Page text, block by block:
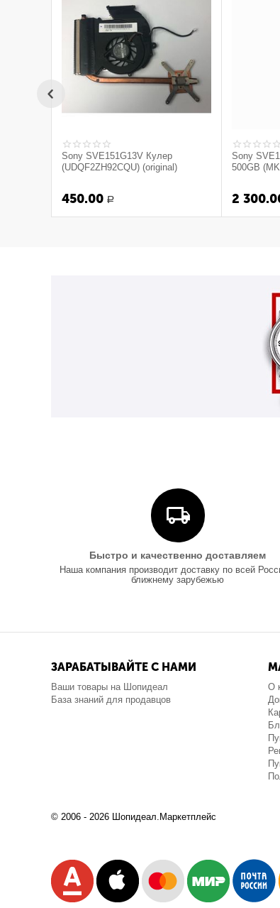
Sony SVE151G13V Кулер
(UDQF2ZH92CQU) (original)
450.00 Р
Sony
500GB
2
Быстро и качественно доставляем
Наша компания производит доставку по всей
ближнему зарубежью
ЗАРАБАТЫВАЙТЕ С НАМИ
Ваши товары на Шопидеал
База знаний для продавцов
О
© 2006 - 2026 Шопидеал.Маркетплейс